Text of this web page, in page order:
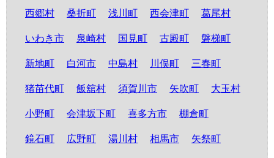
西郷村 桑折町 浅川町 西会津町 葛尾村
いわき市 泉崎村 国見町 古殿町 磐梯町
新地町 白河市 中島村 川俣町 三春町
猪苗代町 飯舘村 須賀川市 矢吹町 大玉村
小野町 会津坂下町 喜多方市 棚倉町
鏡石町 広野町 湯川村 相馬市 矢祭町